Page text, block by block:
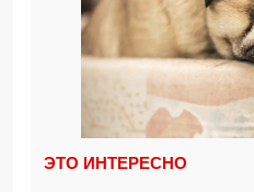
ЭТО ИНТЕРЕСНО